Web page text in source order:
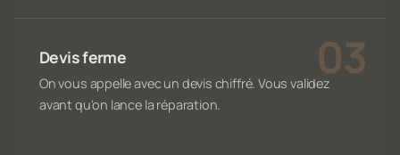
Devis ferme
On vous appelle avec un devis chiffré. Vous validez
avant qu'on lance la réparation.